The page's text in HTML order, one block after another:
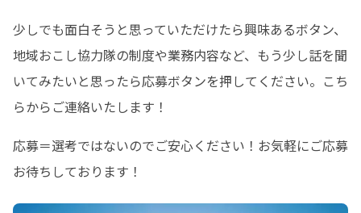
少しでも面白そうと思っていただけたら興味あるボタン、
地域おこし協力隊の制度や業務内容など、もう少し話を聞
いてみたいと思ったら応募ボタンを押してください。こち
らからご連絡いたします！
応募＝選考ではないのでご安心ください！お気軽にご応募
お待ちしております！